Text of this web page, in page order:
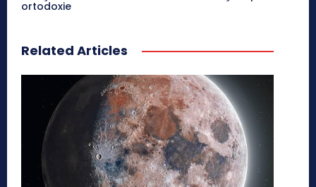
ortodoxie
Related Articles